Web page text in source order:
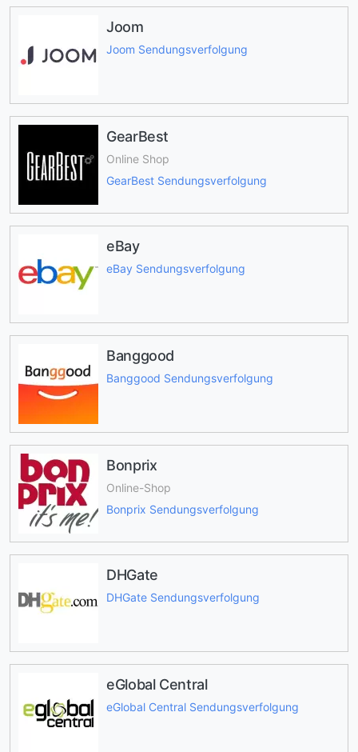
Joom
Joom Sendungsverfolgung
GearBest
Online Shop
GearBest Sendungsverfolgung
eBay
eBay Sendungsverfolgung
Banggood
Banggood Sendungsverfolgung
Bonprix
Online-Shop
Bonprix Sendungsverfolgung
DHGate
DHGate Sendungsverfolgung
eGlobal Central
eGlobal Central Sendungsverfolgung